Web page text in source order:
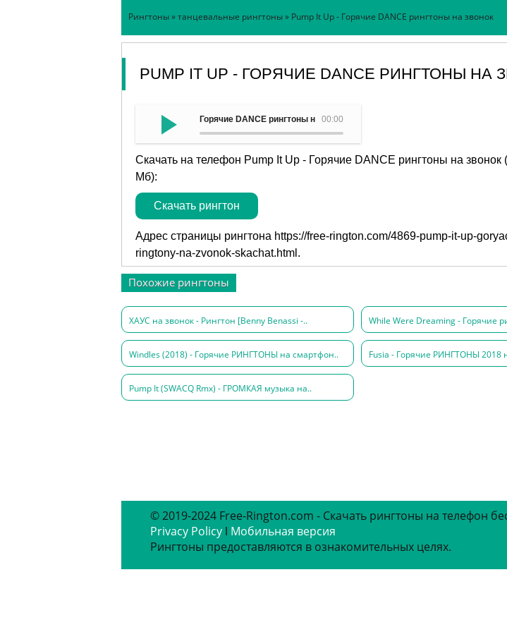
Рингтоны»танцевальные рингтоны» Pump It Up - Горячие DANCE рингтоны на звонок
PUMP IT UP - ГОРЯЧИЕ DANCE РИНГТОНЫ НА
00:00
Горячие DANCE рингтоны на звонок - Pump It Up
Скачать на телефон Pump It Up - Горячие DANCE рингтоны на звонок
Мб):
Скачать рингтон
Адрес страницы рингтона https://free-rington.com/4869-pump-it-up-
ringtony-na-zvonok-skachat.html .
Похожие рингтоны
ХАУС на звонок - Рингтон [Benny Benassi -.. While Were Dreaming - Горячие
Windles (2018) - Горячие РИНГТОНЫ на смартфон.. Fusia - Горячие РИНГТОНЫ 2018
Pump It (SWACQ Rmx) - ГРОМКАЯ музыка на..
© 2019-2024 Free-Rington.com - Скачать рингтоны на телефон
Privacy Policy ǀ Мобильная версия
Рингтоны предоставляются в ознакомительных целях.